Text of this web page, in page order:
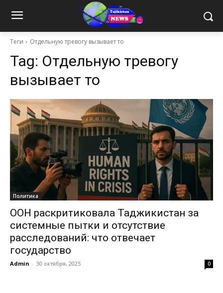
Теги Отдельную тревогу вызывает то
Tag: Отдельную тревогу
вызывает то
Политика
ООН раскритиковала Таджикистан за
системные пытки и отсутствие
расследований: что отвечает
государство
Admin - 30 октября, 2025 0